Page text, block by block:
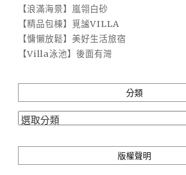
【浪滿海景】嵐翎白砂
【精品包棟】覓謐VILLA
【慵懶放鬆】美好生活旅宿
【Villa泳池】後面有灣
分類
分
版權聲明